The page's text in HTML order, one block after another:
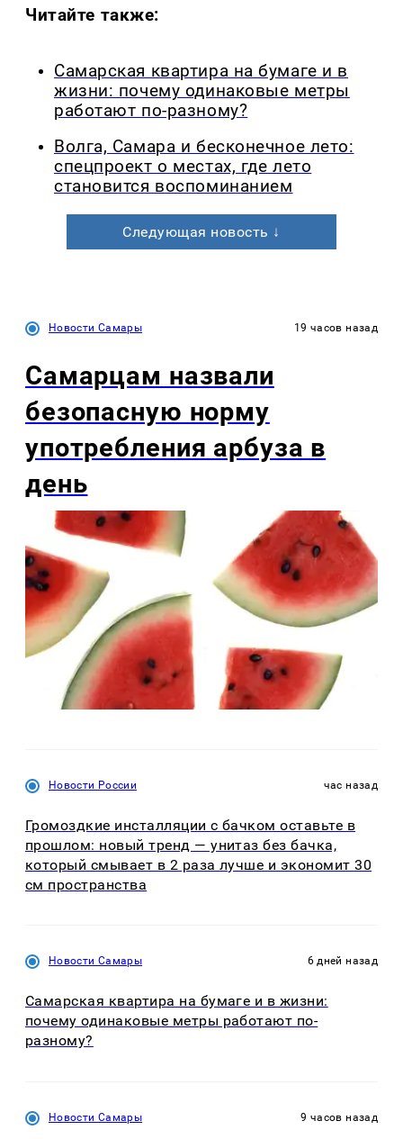
Читайте также:
Самарская квартира на бумаге и в
жизни: почему одинаковые метры
работают по-разному?
Волга, Самара и бесконечное лето:
спецпроект о местах, где лето
становится воспоминанием
Следующая новость ↓
Новости Самары 19 часов назад
Самарцам назвали
безопасную норму
употребления арбуза в
день
Новости России час назад
Громоздкие инсталляции с бачком оставьте в
прошлом: новый тренд — унитаз без бачка,
который смывает в 2 раза лучше и экономит 30
см пространства
Новости Самары 6 дней назад
Самарская квартира на бумаге и в жизни:
почему одинаковые метры работают по-
разному?
Новости Самары 9 часов назад